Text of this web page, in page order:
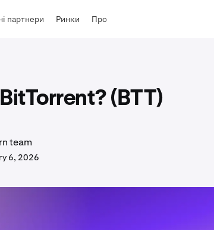
партнери Ринки Про
(BTT)
team
6, 2026